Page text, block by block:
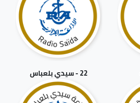
22 - سيدي بلعباس